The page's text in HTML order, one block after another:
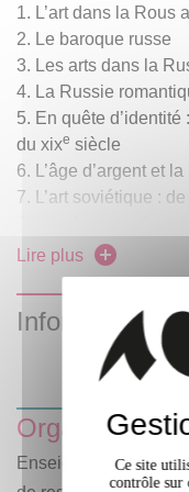
L’art dans la Rous
Le baroque russe
Les arts dans la
La Russie
En quête
du xixe siècle
L’âge d’argent et
L’art soviétique :
Lire plus
Informations
Organisation
EnseignementCe site
contrôle sur